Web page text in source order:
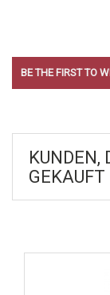
BE THE FIRST TO
KUNDEN,